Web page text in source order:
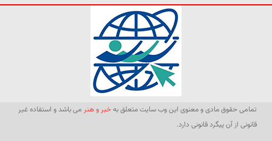
تمامی حقوق مادی و معنوی این وب سایت متعلق بهخبر و هنر می باشد و استفاده غیر
قانونی از آن پیگرد قانونی دارد.